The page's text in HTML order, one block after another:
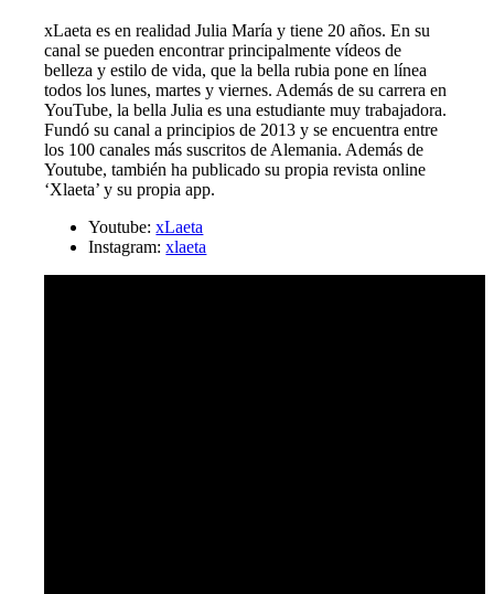
xLaeta es en realidad Julia María y tiene 20 años. En su
canal se pueden encontrar principalmente vídeos de
belleza y estilo de vida, que la bella rubia pone en línea
todos los lunes, martes y viernes. Además de su carrera en
YouTube, la bella Julia es una estudiante muy trabajadora.
Fundó su canal a principios de 2013 y se encuentra entre
los 100 canales más suscritos de Alemania. Además de
Youtube, también ha publicado su propia revista online
‘Xlaeta’ y su propia app.
Youtube:xLaeta
Instagram:xlaeta